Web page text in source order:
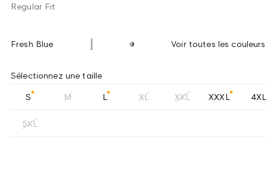
Regular Fit
Fresh Blue Voir toutes les couleurs
Sélectionnez une taille
S M L XL XXL XXXL 4XL
5XL